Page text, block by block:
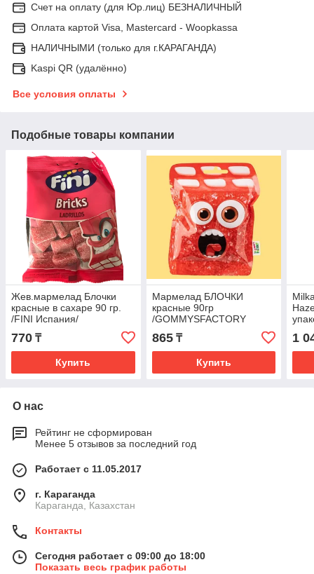
Счет на оплату (для Юр.лиц) БЕЗНАЛИЧНЫЙ
Оплата картой Visa, Mastercard - Woopkassa
НАЛИЧНЫМИ (только для г.КАРАГАНДА)
Kaspi QR (удалённо)
Все условия оплаты
Подобные товары компании
Жев.мармелад Блочки
красные в сахаре 90 гр.
/FINI Испания/
770 ₸
Купить
Мармелад БЛОЧКИ
красные 90гр
/GOMMYSFACTORY
Испания/ (20 шт. в
упаковке)
865₸
Купить
1
О нас
Рейтинг не сформирован
Менее 5 отзывов за последний год
Работает с 11.05.2017
г. Караганда
Караганда, Казахстан
Контакты
Сегодня работает с 09:00 до 18:00
Показать весь график работы